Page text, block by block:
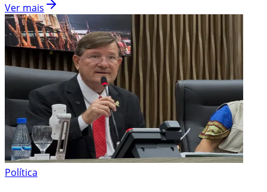
Ver mais
Política